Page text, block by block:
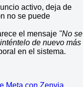
activo, deja de
no se puede
el mensaje "No se
de nuevo más
en el sistema.
Meta con Zenvia